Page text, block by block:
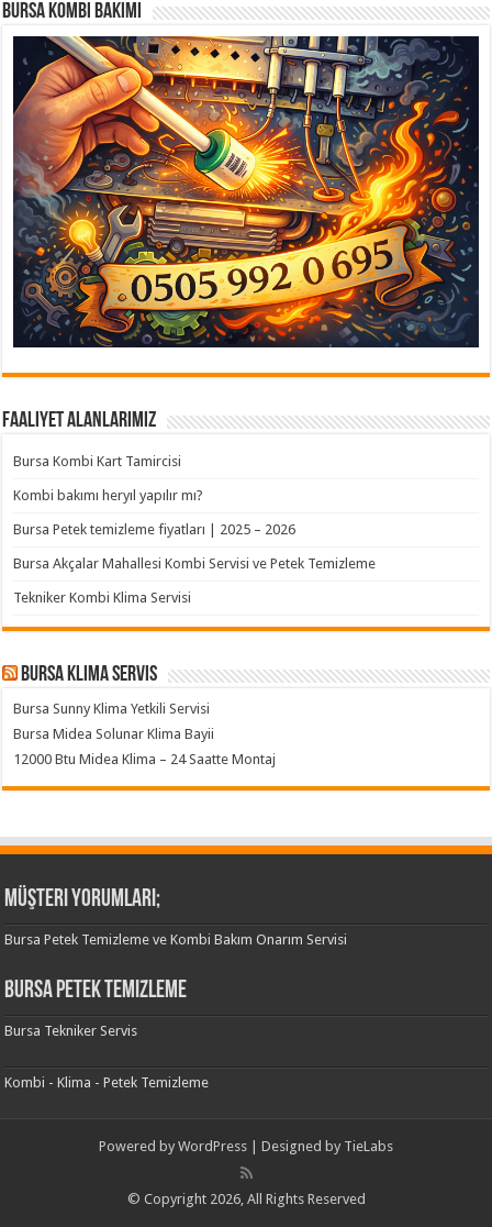
Bursa Kombi Bakımı
Faaliyet Alanlarımız
Bursa Kombi Kart Tamircisi
Kombi bakımı heryıl yapılır mı?
Bursa Petek temizleme fiyatları | 2025 – 2026
Bursa Akçalar Mahallesi Kombi Servisi ve Petek Temizleme
Tekniker Kombi Klima Servisi
Bursa klima servis
Bursa Sunny Klima Yetkili Servisi
Bursa Midea Solunar Klima Bayii
12000 Btu Midea Klima – 24 Saatte Montaj
Müşteri Yorumları;
Bursa Petek Temizleme ve Kombi Bakım Onarım Servisi
Bursa Petek Temizleme
Bursa Tekniker Servis
Kombi - Klima - Petek Temizleme
Powered by WordPress | Designed by TieLabs
© Copyright 2026, All Rights Reserved